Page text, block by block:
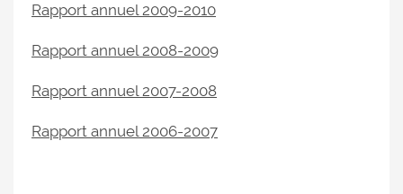
Rapport annuel 2009-2010
Rapport annuel 2008-2009
Rapport annuel 2007-2008
Rapport annuel 2006-2007